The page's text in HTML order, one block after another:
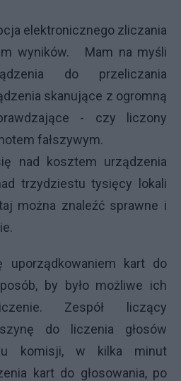
elektronicznego zliczania
wyników. Mam na myśli
do przeliczania
skanujące z ogromną
- czy liczony
fałszywym.
nad kosztem urządzenia
trzydziestu tysięcy lokali
można znaleźć sprawne i
uporządkowaniem kart do
by było możliwe ich
Zespół liczący
do liczenia głosów
komisji, w kilka minut
kart do głosowania, po